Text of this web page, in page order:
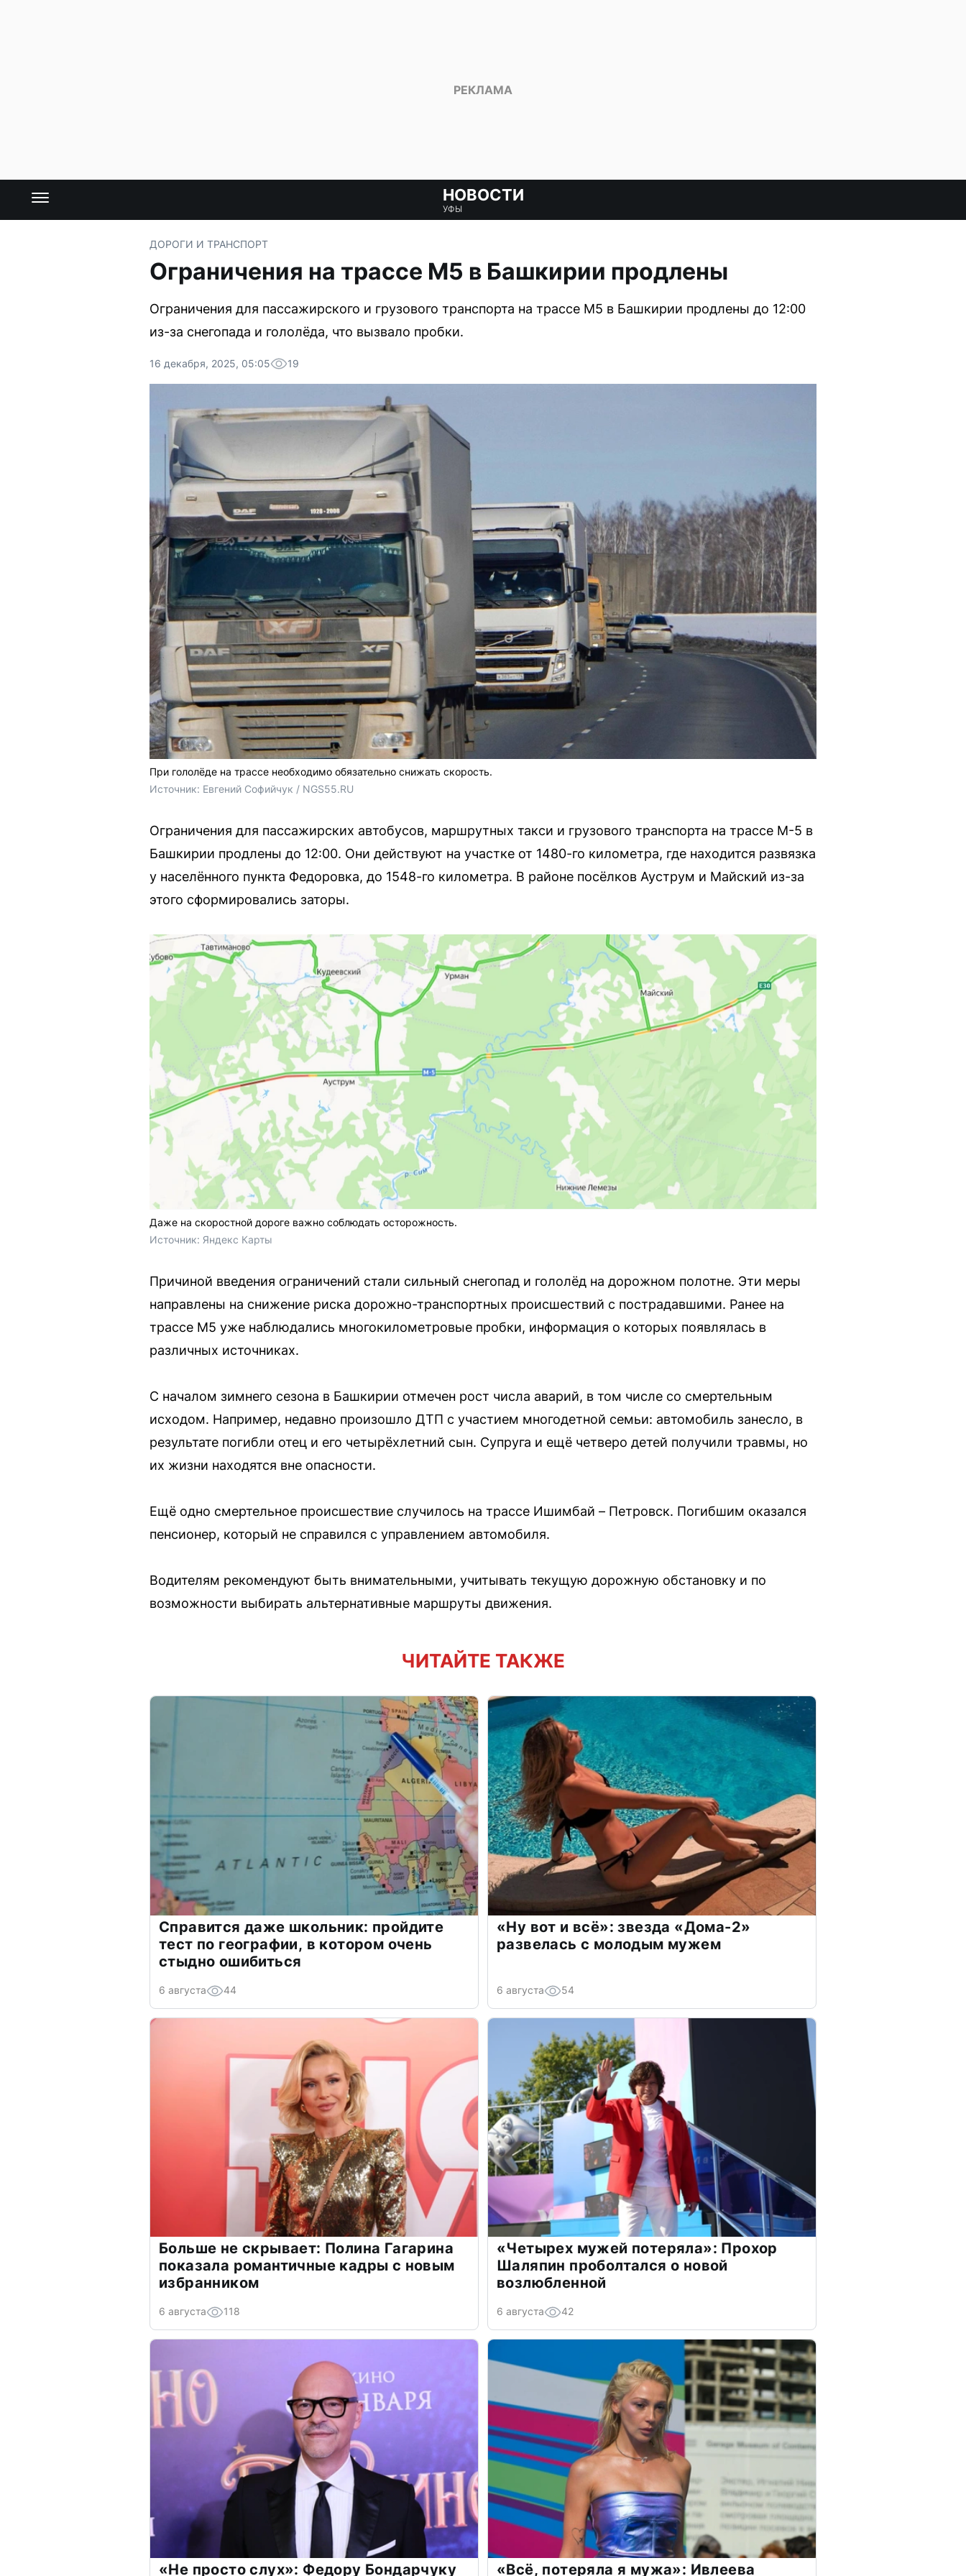
НОВОСТИ
УФЫ
ДОРОГИ И ТРАНСПОРТ
Ограничения на трассе М5 в Башкирии продлены
Ограничения для пассажирского и грузового транспорта на трассе М5 в Башкирии продлены до 12:00
из-за снегопада и гололёда, что вызвало пробки.
16 декабря, 2025, 05:05 19
При гололёде на трассе необходимо обязательно снижать скорость.
Источник: Евгений Софийчук / NGS55.RU
Ограничения для пассажирских автобусов, маршрутных такси и грузового транспорта на трассе М-5 в
Башкирии продлены до 12:00. Они действуют на участке от 1480-го километра, где находится развязка
у населённого пункта Федоровка, до 1548-го километра. В районе посёлков Ауструм и Майский из-за
этого сформировались заторы.
Даже на скоростной дороге важно соблюдать осторожность.
Источник: Яндекс Карты
Причиной введения ограничений стали сильный снегопад и гололёд на дорожном полотне. Эти меры
направлены на снижение риска дорожно-транспортных происшествий с пострадавшими. Ранее на
трассе М5 уже наблюдались многокилометровые пробки, информация о которых появлялась в
различных источниках.
С началом зимнего сезона в Башкирии отмечен рост числа аварий, в том числе со смертельным
исходом. Например, недавно произошло ДТП с участием многодетной семьи: автомобиль занесло, в
результате погибли отец и его четырёхлетний сын. Супруга и ещё четверо детей получили травмы, но
их жизни находятся вне опасности.
Ещё одно смертельное происшествие случилось на трассе Ишимбай – Петровск. Погибшим оказался
пенсионер, который не справился с управлением автомобиля.
Водителям рекомендуют быть внимательными, учитывать текущую дорожную обстановку и по
возможности выбирать альтернативные маршруты движения.
ЧИТАЙТЕ ТАКЖЕ
Справится даже школьник: пройдите
тест по географии, в котором очень
стыдно ошибиться
6 августа 44
«Ну вот и всё»: звезда «Дома-2»
развелась с молодым мужем
6 августа 54
Больше не скрывает: Полина Гагарина
показала романтичные кадры с новым
избранником
6 августа 118
«Четырех мужей потеряла»: Прохор
Шаляпин проболтался о новой
возлюбленной
6 августа 42
«Не просто слух»: Федору Бондарчуку «Всё, потеряла я мужа»: Ивлеева